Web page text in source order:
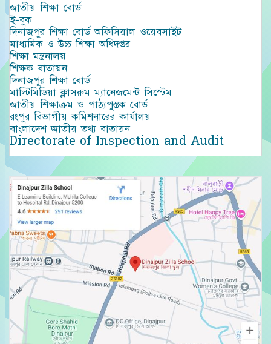
জাতীয় শিক্ষা বোর্ড
ই-বুক
দিনাজপুর শিক্ষা বোর্ড অফিসিয়াল ওয়েবসাইট
মাধ্যমিক ও উচ্চ শিক্ষা অধিদপ্তর
শিক্ষা মন্ত্রনালয়
শিক্ষক বাতায়ন
দিনাজপুর শিক্ষা বোর্ড
মাল্টিমিডিয়া ক্লাসরুম ম্যানেজমেন্ট সিস্টেম
জাতীয় শিক্ষাক্রম ও পাঠ্যপুস্তক বোর্ড
রংপুর বিভাগীয় কমিশনারের কার্যালয়
বাংলাদেশ জাতীয় তথ্য বাতায়ন
Directorate of Inspection and Audit